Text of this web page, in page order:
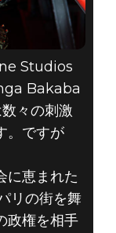
Studios
Bakaba
々の刺激
。ですが
に恵まれた
リの街を舞
政権を相手